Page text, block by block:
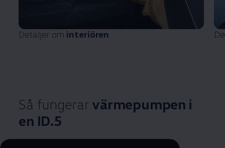
Detaljer om interiören
Så fungerar värmepumpen i
en ID.5